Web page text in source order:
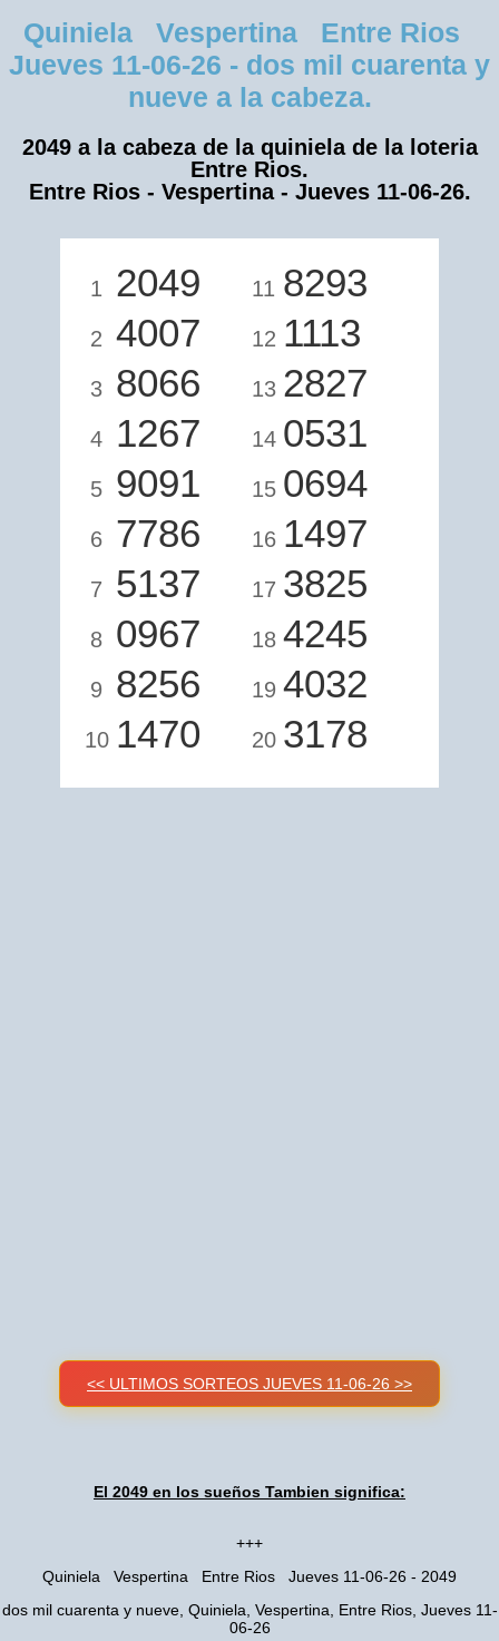
Quiniela Vespertina Entre Rios
Jueves 11-06-26 - dos mil cuarenta y
nueve a la cabeza.
2049 a la cabeza de la quiniela de la loteria
Entre Rios.
Entre Rios - Vespertina - Jueves 11-06-26.
1 2049
2 4007
3 8066
4 1267
5 9091
6 7786
7 5137
8 0967
9 8256
10 1470
11 8293
12 1113
13 2827
14 0531
15 0694
16 1497
17 3825
18 4245
19 4032
20 3178
<< ULTIMOS SORTEOS JUEVES 11-06-26 >>
El 2049 en los sueños Tambien significa:
+++
Quiniela Vespertina Entre Rios Jueves 11-06-26 - 2049
dos mil cuarenta y nueve, Quiniela, Vespertina, Entre Rios, Jueves 11-
06-26